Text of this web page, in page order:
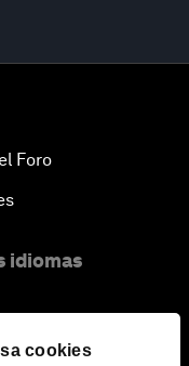
cookies
Foro
idiomas